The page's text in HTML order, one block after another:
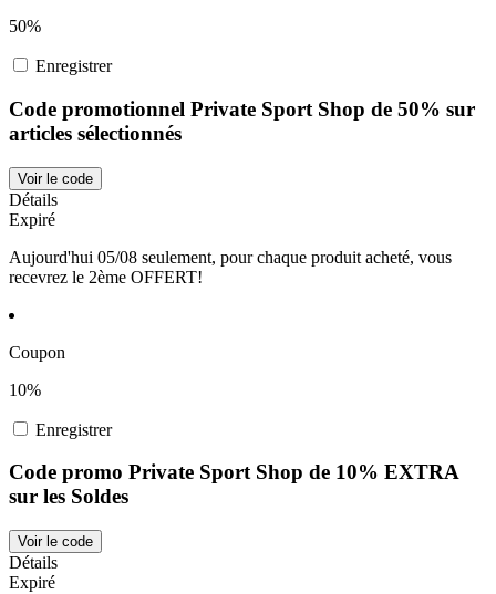
50%
Enregistrer
Code promotionnel Private Sport Shop de 50% sur
articles sélectionnés
Voir le code
Détails
Expiré
Aujourd'hui 05/08 seulement, pour chaque produit acheté, vous
recevrez le 2ème OFFERT!
Coupon
10%
Enregistrer
Code promo Private Sport Shop de 10% EXTRA
sur les Soldes
Voir le code
Détails
Expiré